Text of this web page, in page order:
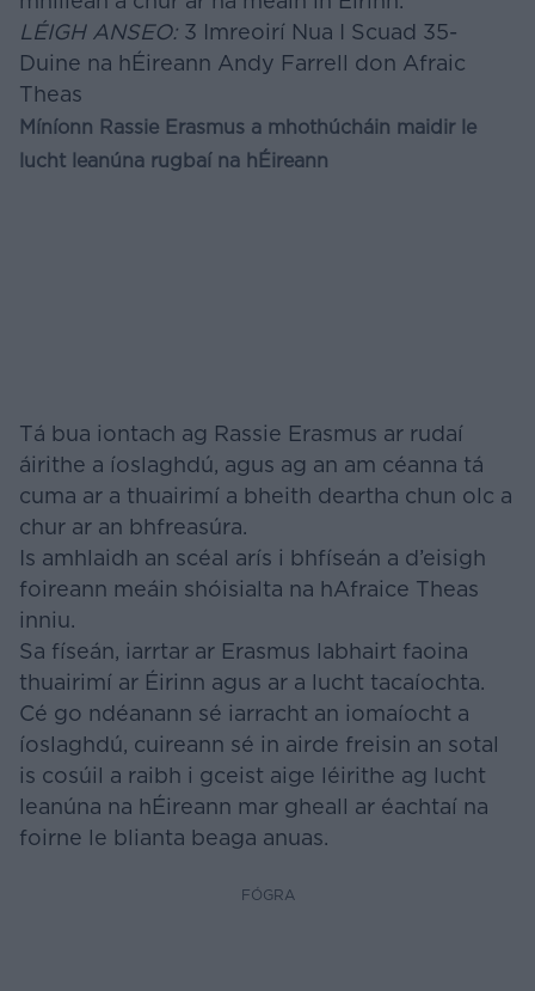
LÉIGH ANSEO: 3 Imreoirí Nua I Scuad 35-
Duine na hÉireann Andy Farrell don Afraic
Theas
Míníonn Rassie Erasmus a mhothúcháin maidir le
lucht leanúna rugbaí na hÉireann
Tá bua iontach ag Rassie Erasmus ar rudaí
áirithe a íoslaghdú, agus ag an am céanna tá
cuma ar a thuairimí a bheith deartha chun olc a
chur ar an bhfreasúra.
Is amhlaidh an scéal arís i bhfíseán a d’eisigh
foireann meáin shóisialta na hAfraice Theas
inniu.
Sa físeán, iarrtar ar Erasmus labhairt faoina
thuairimí ar Éirinn agus ar a lucht tacaíochta.
Cé go ndéanann sé iarracht an iomaíocht a
íoslaghdú, cuireann sé in airde freisin an sotal
is cosúil a raibh i gceist aige léirithe ag lucht
leanúna na hÉireann mar gheall ar éachtaí na
foirne le blianta beaga anuas.
FÓGRA